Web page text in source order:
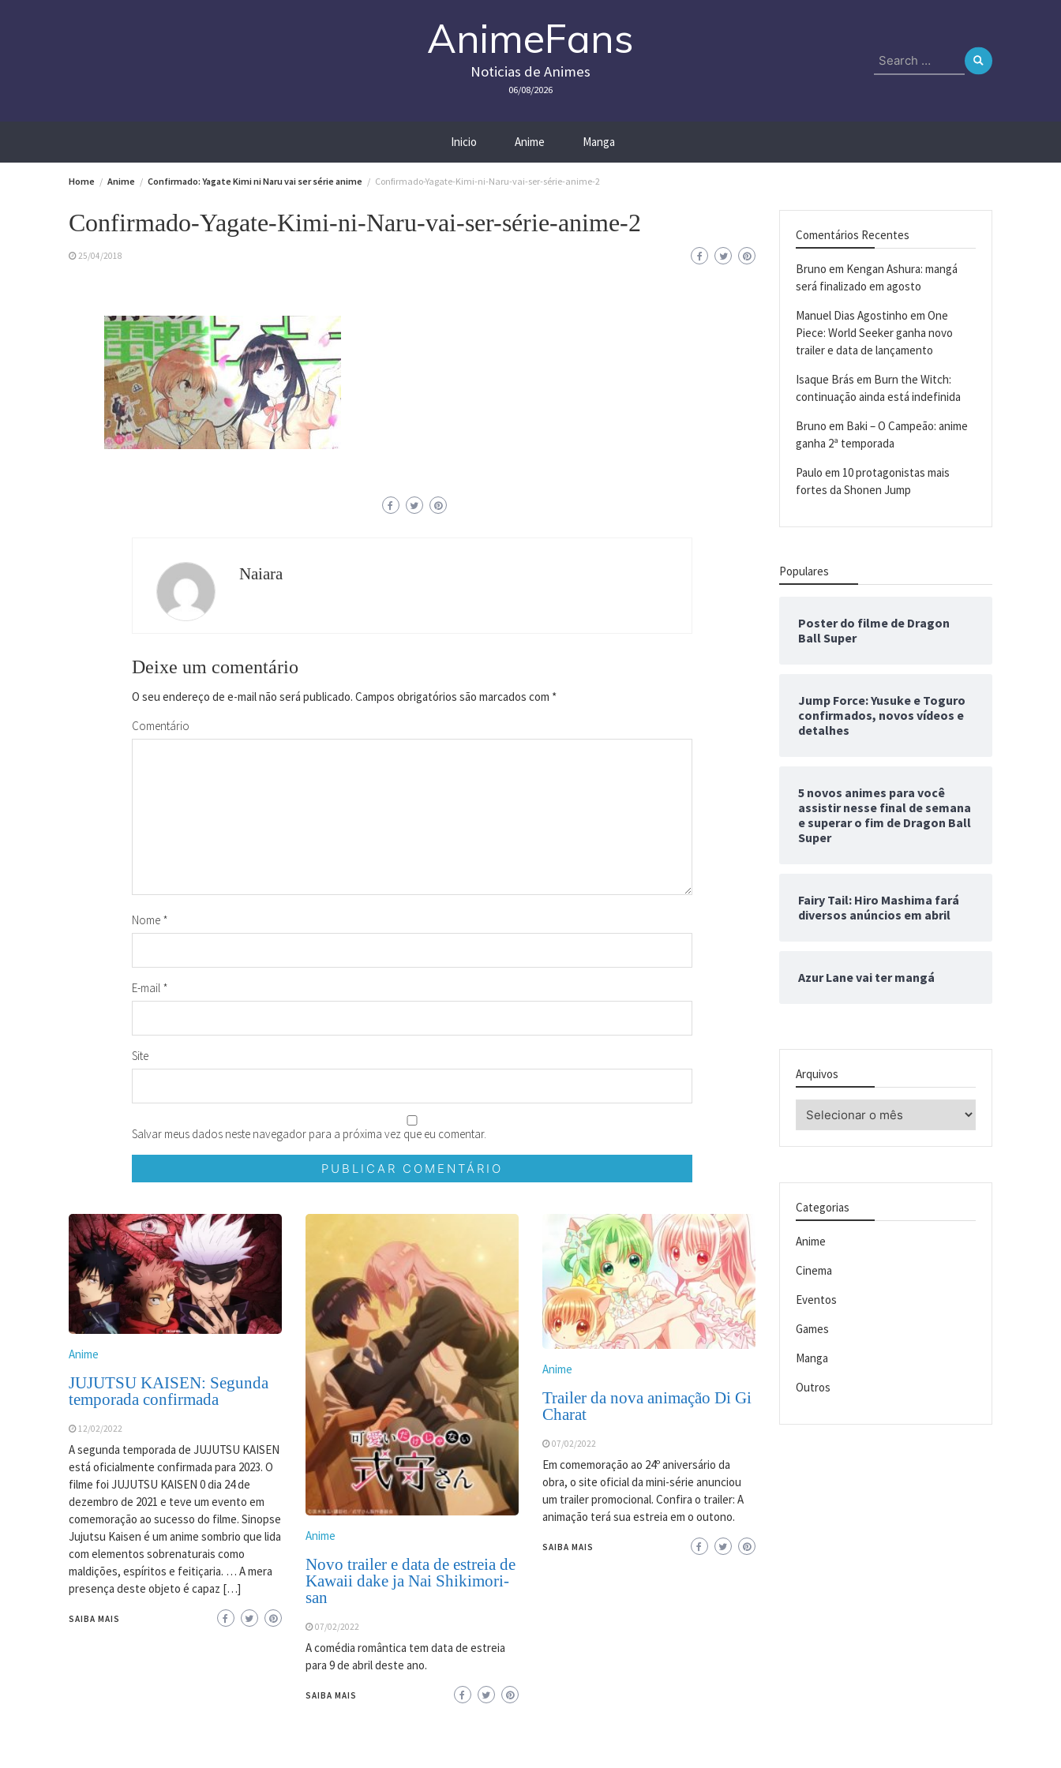
AnimeFans
Noticias de Animes
06/08/2026
Search
for:
Inicio Anime Manga
Home Anime Confirmado: Yagate Kimi ni Naru vai ser série anime Confirmado-Yagate-Kimi-ni-Naru-vai-ser-série-anime-2
Confirmado-Yagate-Kimi-ni-Naru-vai-ser-série-anime-2
25/04/2018
Naiara
Deixe um comentário
O seu endereço de e-mail não será publicado. Campos obrigatórios são marcados com *
Comentário
Nome *
E-mail *
Site
Salvar meus dados neste navegador para a próxima vez que eu comentar.
Anime
JUJUTSU KAISEN: Segunda
temporada confirmada
12/02/2022
A segunda temporada de JUJUTSU KAISEN
está oficialmente confirmada para 2023. O
filme foi JUJUTSU KAISEN 0 dia 24 de
dezembro de 2021 e teve um evento em
comemoração ao sucesso do filme. Sinopse
Jujutsu Kaisen é um anime sombrio que lida
com elementos sobrenaturais como
maldições, espíritos e feitiçaria. … A mera
presença deste objeto é capaz […]
SAIBA MAIS
Anime
Novo trailer e data de estreia de
Kawaii dake ja Nai Shikimori-
san
07/02/2022
A comédia romântica tem data de estreia
para 9 de abril deste ano.
SAIBA MAIS
Anime
Trailer da nova animação Di Gi
Charat
07/02/2022
Em comemoração ao 24º aniversário da
obra, o site oficial da mini-série anunciou
um trailer promocional. Confira o trailer: A
animação terá sua estreia em o outono.
SAIBA MAIS
Comentários Recentes
Bruno em Kengan Ashura: mangá
será finalizado em agosto
Manuel Dias Agostinho em One
Piece: World Seeker ganha novo
trailer e data de lançamento
Isaque Brás em Burn the Witch:
continuação ainda está indefinida
Bruno em Baki – O Campeão: anime
ganha 2ª temporada
Paulo em 10 protagonistas mais
fortes da Shonen Jump
Populares
Poster do filme de Dragon
Ball Super
Jump Force: Yusuke e Toguro
confirmados, novos vídeos e
detalhes
5 novos animes para você
assistir nesse final de semana
e superar o fim de Dragon Ball
Super
Fairy Tail: Hiro Mashima fará
diversos anúncios em abril
Azur Lane vai ter mangá
Arquivos
Arquivos
Categorias
Anime
Cinema
Eventos
Games
Manga
Outros